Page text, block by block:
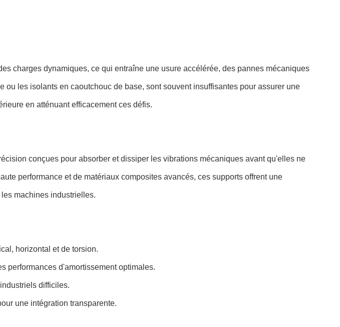
charges dynamiques, ce qui entraîne une usure accélérée, des pannes mécaniques
les isolants en caoutchouc de base, sont souvent insuffisantes pour assurer une
en atténuant efficacement ces défis.
conçues pour absorber et dissiper les vibrations mécaniques avant qu'elles ne
performance et de matériaux composites avancés, ces supports offrent une
machines industrielles.
horizontal et de torsion.
performances d'amortissement optimales.
difficiles.
une intégration transparente.